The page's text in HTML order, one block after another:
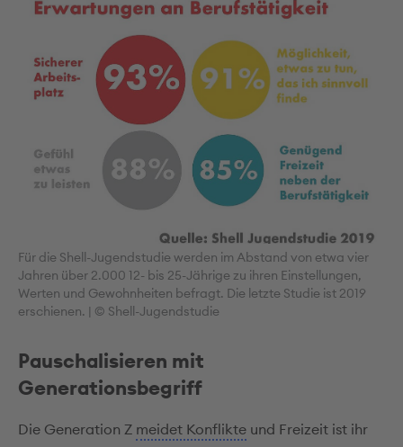
Für die Shell-Jugendstudie werden im Abstand von etwa vier
Jahren über 2.000 12- bis 25-Jährige zu ihren Einstellungen,
Werten und Gewohnheiten befragt. Die letzte Studie ist 2019
erschienen. | © Shell-Jugendstudie
Pauschalisieren mit
Generationsbegriff
Die Generation Z meidet Konflikte und Freizeit ist ihr